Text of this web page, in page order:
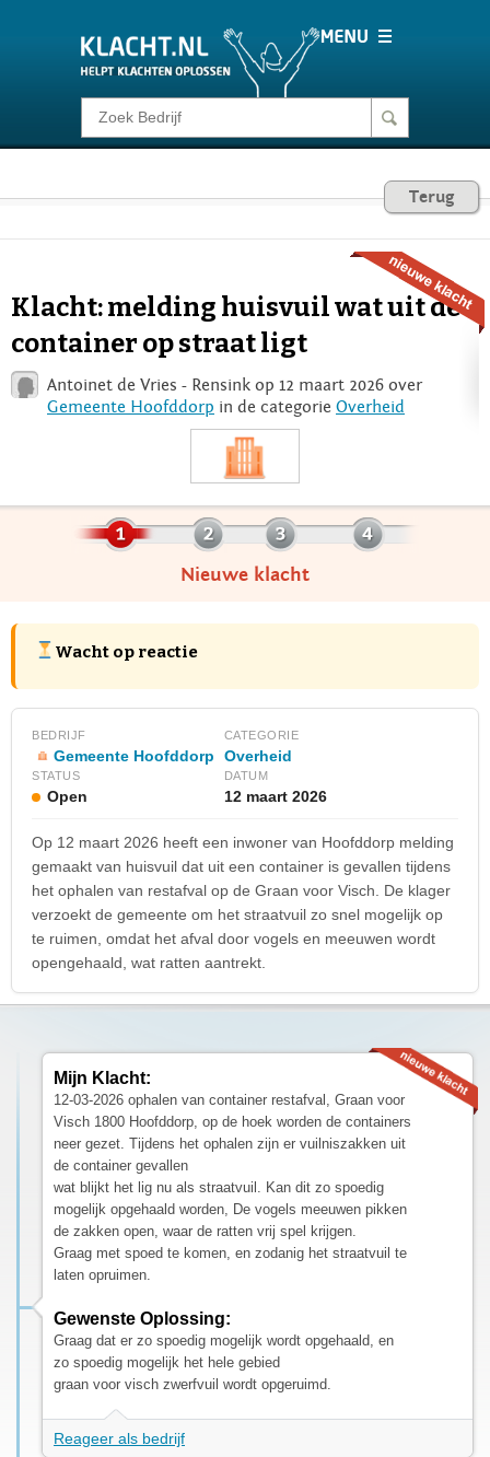
Klacht melden
Consumentenrecht
Voor Bedrijven
Login
Terug
Klacht: melding huisvuil wat uit de
container op straat ligt
Antoinet de Vries - Rensink op 12 maart 2026 over
Gemeente Hoofddorp in de categorie Overheid
Nieuwe klacht
Wacht op reactie
BEDRIJF
Gemeente Hoofddorp
CATEGORIE
Overheid
STATUS
Open
DATUM
12 maart 2026
Op 12 maart 2026 heeft een inwoner van Hoofddorp melding
gemaakt van huisvuil dat uit een container is gevallen tijdens
het ophalen van restafval op de Graan voor Visch. De klager
verzoekt de gemeente om het straatvuil zo snel mogelijk op
te ruimen, omdat het afval door vogels en meeuwen wordt
opengehaald, wat ratten aantrekt.
Mijn Klacht:
12-03-2026 ophalen van container restafval, Graan voor
Visch 1800 Hoofddorp, op de hoek worden de containers
neer gezet. Tijdens het ophalen zijn er vuilniszakken uit
de container gevallen
wat blijkt het lig nu als straatvuil. Kan dit zo spoedig
mogelijk opgehaald worden, De vogels meeuwen pikken
de zakken open, waar de ratten vrij spel krijgen.
Graag met spoed te komen, en zodanig het straatvuil te
laten opruimen.
Gewenste Oplossing:
Graag dat er zo spoedig mogelijk wordt opgehaald, en
zo spoedig mogelijk het hele gebied
graan voor visch zwerfvuil wordt opgeruimd.
Reageer als bedrijf